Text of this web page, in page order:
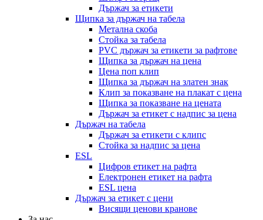
Държач за етикети
Щипка за държач на табела
Метална скоба
Стойка за табела
PVC държач за етикети за рафтове
Щипка за държач на цена
Цена поп клип
Щипка за държач на златен знак
Клип за показване на плакат с цена
Щипка за показване на цената
Държач за етикет с надпис за цена
Държач на табела
Държач за етикети с клипс
Стойка за надпис за цена
ESL
Цифров етикет на рафта
Електронен етикет на рафта
ESL цена
Държач за етикет с цени
Висящи ценови кранове